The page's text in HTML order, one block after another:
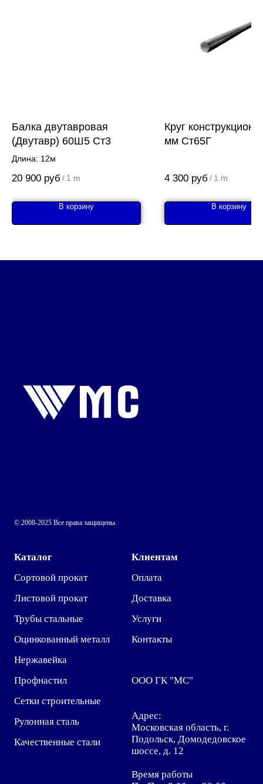
Балка двутавровая
(Двутавр) 60Ш5 Ст3
Длина: 12м
20 900 руб / 1 m
В корзину
Круг
мм Ст65Г
4 300 руб / 1 m
В корзину
© 2008-2025 Все права защищены.
Каталог
Сортовой прокат
Листовой прокат
Трубы стальные
Оцинкованный металл
Нержавейка
Профнастил
Сетки строительные
Рулонная сталь
Качественные стали
Клиентам
Оплата
Доставка
Услуги
Контакты
ООО ГК "МС"
Адрес:
Московская область, г.
Подольск, Домодедовское
шоссе, д. 12
Время работы